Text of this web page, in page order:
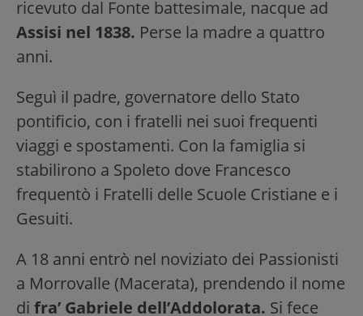
ricevuto dal Fonte battesimale, nacque ad
Assisi nel 1838. Perse la madre a quattro
anni.
Seguì il padre, governatore dello Stato
pontificio, con i fratelli nei suoi frequenti
viaggi e spostamenti. Con la famiglia si
stabilirono a Spoleto dove Francesco
frequentò i Fratelli delle Scuole Cristiane e i
Gesuiti.
A 18 anni entrò nel noviziato dei Passionisti
a Morrovalle (Macerata), prendendo il nome
di fra’ Gabriele dell’Addolorata. Si fece